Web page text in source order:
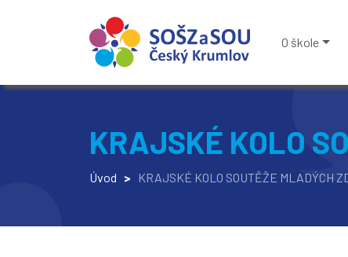
O škole
KRAJSKÉ KOLO
Úvod > KRAJSKÉ KOLO SOUTĚŽE MLADÝCH